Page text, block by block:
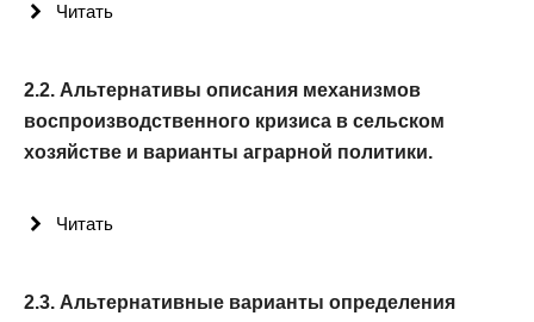
Читать
2.2. Альтернативы описания механизмов
воспроизводственного кризиса в сельском
хозяйстве и варианты аграрной политики.
Читать
2.3. Альтернативные варианты определения